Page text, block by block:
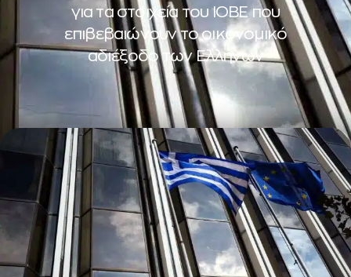
για τα στοιχεία του ΙΟΒΕ που
επιβεβαιώνουν το οικονομικό
αδιέξοδο των Ελλήνων